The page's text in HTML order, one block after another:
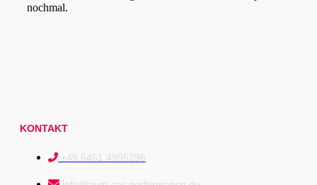
nochmal.
KONTAKT
+49 5451 4995296